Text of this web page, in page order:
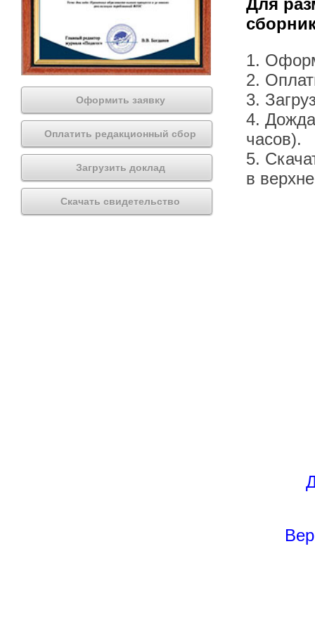
Оформить заявку
Оплатить редакционный сбор
Загрузить доклад
Скачать свидетельство
Для
1.
2.
3.
4.
часов).
5.
в